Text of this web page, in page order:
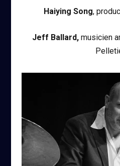
Haiying Song,
Jeff Ballard,musicien